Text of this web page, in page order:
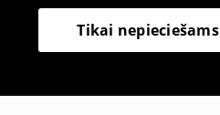
Tikai nepieciešams